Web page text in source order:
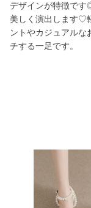
デザインが特徴で
美しく演出します♡
ントやカジュアルな
チする一足です。